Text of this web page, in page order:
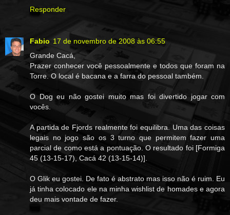
Responder
Fabio 17 de novembro de 2008 às 06:55
Grande Cacá,
Prazer conhecer você pessoalmente e todos que foram na
Torre. O local é bacana e a farra do pessoal também.
O Dog eu não gostei muito mas foi divertido jogar com
vocês.
A partida de Fjords realmente foi equilibra. Uma das coisas
legais no jogo são os 3 turno que permitem fazer uma
parcial de como está a pontuação. O resultado foi [Formiga
45 (13-15-17), Cacá 42 (13-15-14)].
O Glik eu gostei. De fato é abstrato mas isso não é ruim. Eu
já tinha colocado ele na minha wishlist de homades e agora
deu mais vontade de fazer.